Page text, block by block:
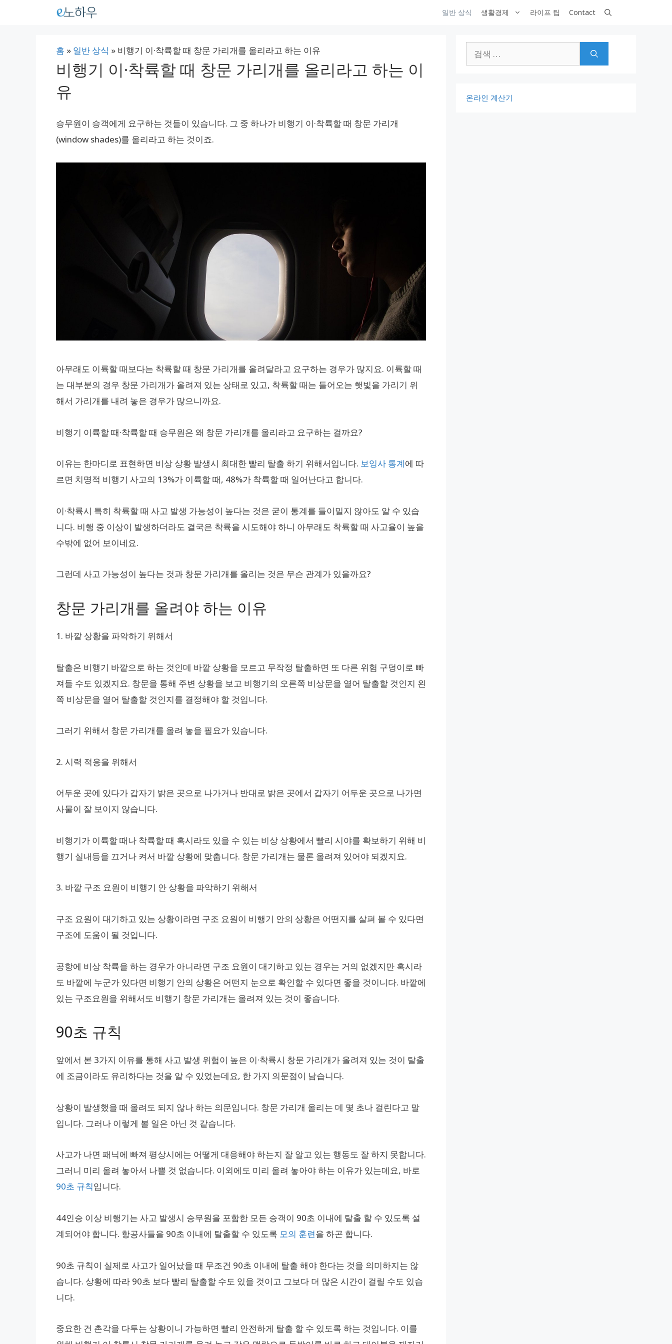
일반 상식 생활경제 라이프 팁 Contact
홈 » 일반 상식 » 비행기 이·착륙할 때 창문 가리개를 올리라고 하는 이유
비행기 이·착륙할 때 창문 가리개를 올리라고 하는 이
유
승무원이 승객에게 요구하는 것들이 있습니다. 그 중 하나가 비행기 이·착륙할 때 창문 가리개
(window shades)를 올리라고 하는 것이죠.
아무래도 이륙할 때보다는 착륙할 때 창문 가리개를 올려달라고 요구하는 경우가 많지요. 이륙할 때
는 대부분의 경우 창문 가리개가 올려져 있는 상태로 있고, 착륙할 때는 들어오는 햇빛을 가리기 위
해서 가리개를 내려 놓은 경우가 많으니까요.
비행기 이륙할 때·착륙할 때 승무원은 왜 창문 가리개를 올리라고 요구하는 걸까요?
이유는 한마디로 표현하면 비상 상황 발생시 최대한 빨리 탈출 하기 위해서입니다. 보잉사 통계에 따
르면 치명적 비행기 사고의 13%가 이륙할 때, 48%가 착륙할 때 일어난다고 합니다.
이·착륙시 특히 착륙할 때 사고 발생 가능성이 높다는 것은 굳이 통계를 들이밀지 않아도 알 수 있습
니다. 비행 중 이상이 발생하더라도 결국은 착륙을 시도해야 하니 아무래도 착륙할 때 사고율이 높을
수밖에 없어 보이네요.
그런데 사고 가능성이 높다는 것과 창문 가리개를 올리는 것은 무슨 관계가 있을까요?
창문 가리개를 올려야 하는 이유
1. 바깥 상황을 파악하기 위해서
탈출은 비행기 바깥으로 하는 것인데 바깥 상황을 모르고 무작정 탈출하면 또 다른 위험 구덩이로 빠
져들 수도 있겠지요. 창문을 통해 주변 상황을 보고 비행기의 오른쪽 비상문을 열어 탈출할 것인지 왼
쪽 비상문을 열어 탈출할 것인지를 결정해야 할 것입니다.
그러기 위해서 창문 가리개를 올려 놓을 필요가 있습니다.
2. 시력 적응을 위해서
어두운 곳에 있다가 갑자기 밝은 곳으로 나가거나 반대로 밝은 곳에서 갑자기 어두운 곳으로 나가면
사물이 잘 보이지 않습니다.
비행기가 이륙할 때나 착륙할 때 혹시라도 있을 수 있는 비상 상황에서 빨리 시야를 확보하기 위해 비
행기 실내등을 끄거나 켜서 바깥 상황에 맞춥니다. 창문 가리개는 물론 올려져 있어야 되겠지요.
3. 바깥 구조 요원이 비행기 안 상황을 파악하기 위해서
구조 요원이 대기하고 있는 상황이라면 구조 요원이 비행기 안의 상황은 어떤지를 살펴 볼 수 있다면
구조에 도움이 될 것입니다.
공항에 비상 착륙을 하는 경우가 아니라면 구조 요원이 대기하고 있는 경우는 거의 없겠지만 혹시라
도 바깥에 누군가 있다면 비행기 안의 상황은 어떤지 눈으로 확인할 수 있다면 좋을 것이니다. 바깥에
있는 구조요원을 위해서도 비행기 창문 가리개는 올려져 있는 것이 좋습니다.
90초 규칙
앞에서 본 3가지 이유를 통해 사고 발생 위험이 높은 이·착륙시 창문 가리개가 올려져 있는 것이 탈출
에 조금이라도 유리하다는 것을 알 수 있었는데요, 한 가지 의문점이 남습니다.
상황이 발생했을 때 올려도 되지 않나 하는 의문입니다. 창문 가리개 올리는 데 몇 초나 걸린다고 말
입니다. 그러나 이렇게 볼 일은 아닌 것 같습니다.
사고가 나면 패닉에 빠져 평상시에는 어떻게 대응해야 하는지 잘 알고 있는 행동도 잘 하지 못합니다.
그러니 미리 올려 놓아서 나쁠 것 없습니다. 이외에도 미리 올려 놓아야 하는 이유가 있는데요, 바로
90초 규칙입니다.
44인승 이상 비행기는 사고 발생시 승무원을 포함한 모든 승객이 90초 이내에 탈출 할 수 있도록 설
계되어야 합니다. 항공사들을 90초 이내에 탈출할 수 있도록 모의 훈련을 하곤 합니다.
90초 규칙이 실제로 사고가 일어났을 때 무조건 90초 이내에 탈출 해야 한다는 것을 의미하지는 않
습니다. 상황에 따라 90초 보다 빨리 탈출할 수도 있을 것이고 그보다 더 많은 시간이 걸릴 수도 있습
니다.
중요한 건 촌각을 다투는 상황이니 가능하면 빨리 안전하게 탈출 할 수 있도록 하는 것입니다. 이를
색:
온라인 계산기